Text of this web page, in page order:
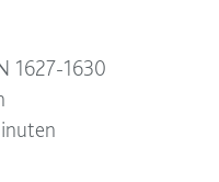
1627-1630